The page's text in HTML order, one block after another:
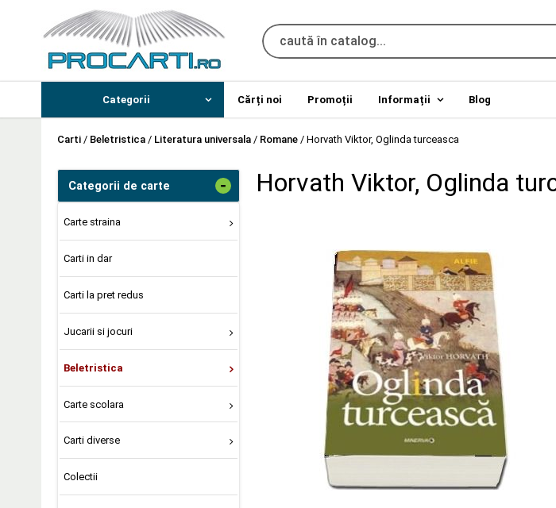
Categorii Cărți noi Promoții Informații Blog
Carti / Beletristica / Literatura universala / Romane / Horvath Viktor, Oglinda turceasca
Categorii de carte -
Carte straina
Carti in dar
Carti la pret redus
Jucarii si jocuri
Beletristica
Carte scolara
Carti diverse
Colectii
Horvath Viktor, Oglinda